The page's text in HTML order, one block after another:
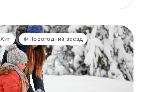
Хит ❄️ Новогодний заезд